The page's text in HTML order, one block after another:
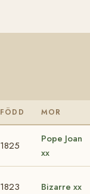
FÖDD MOR
1825
Pope Joan
xx
1823 Bizarre xx